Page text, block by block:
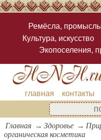
Ремёсла,
Культура, искусство
Экопоселения,
главная контакты
Главная Здоровье
органическая косметика